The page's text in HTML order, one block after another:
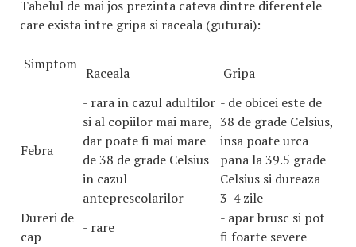
Tabelul de mai jos prezinta cateva dintre diferentele
care exista intre gripa si raceala (guturai):
Simptom
Raceala Gripa
Febra
- rara in cazul adultilor
si al copiilor mai mare,
dar poate fi mai mare
de 38 de grade Celsius
in cazul
anteprescolarilor
- de obicei este de
38 de grade Celsius,
insa poate urca
pana la 39.5 grade
Celsius si dureaza
3-4 zile
Dureri de
cap
- rare
- apar brusc si pot
fi foarte severe